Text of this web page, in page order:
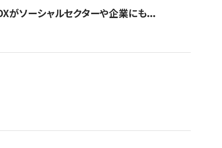
がソーシャルセクターや企業にも...